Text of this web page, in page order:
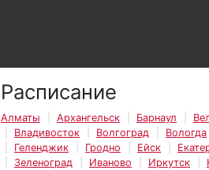
Расписание
Алматы Архангельск Барнаул
Владивосток
Волгоград Вологда
Геленджик
Гродно Ейск
Зеленоград
Иваново Иркутск